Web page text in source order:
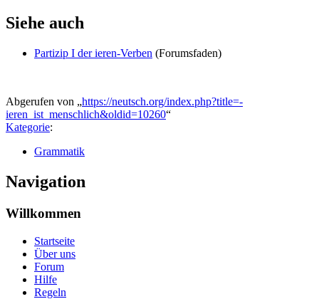
Siehe auch
Partizip I der ieren-Verben (Forumsfaden)
Abgerufen von „https://neutsch.org/index.php?title=-
ieren_ist_menschlich&oldid=10260“
Kategorie:
Grammatik
Navigation
Willkommen
Startseite
Über uns
Forum
Hilfe
Regeln